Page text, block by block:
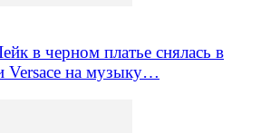
в черном платье снялась в
Versace на музыку…